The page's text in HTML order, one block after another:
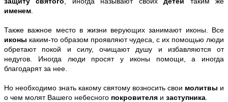
именем
Также важное место в жизни верующих занимают иконы. Все
иконы каким-то образом проявляют чудеса, с их помощью люди
обретают покой и силу, очищают душу и избавляются от
недугов. Иногда люди просят у иконы помощи, а иногда
благодарят за нее.
Но необходимо знать какому святому возносить свои молитвы и
о чем молят Вашего небесного покровителя и заступника